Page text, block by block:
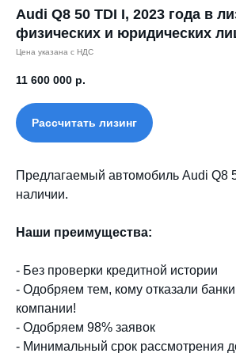
Audi Q8 50 TDI I, 2023 года в
физических и юридических
Цена указана с НДС
11 600 000 р.
Рассчитать лизинг
Предлагаемый автомобиль Audi Q8
наличии.
Наши преимущества:
- Без проверки кредитной истории
- Одобряем тем, кому отказали
компании!
- Одобряем 98% заявок
- Минимальный срок рассмотрения